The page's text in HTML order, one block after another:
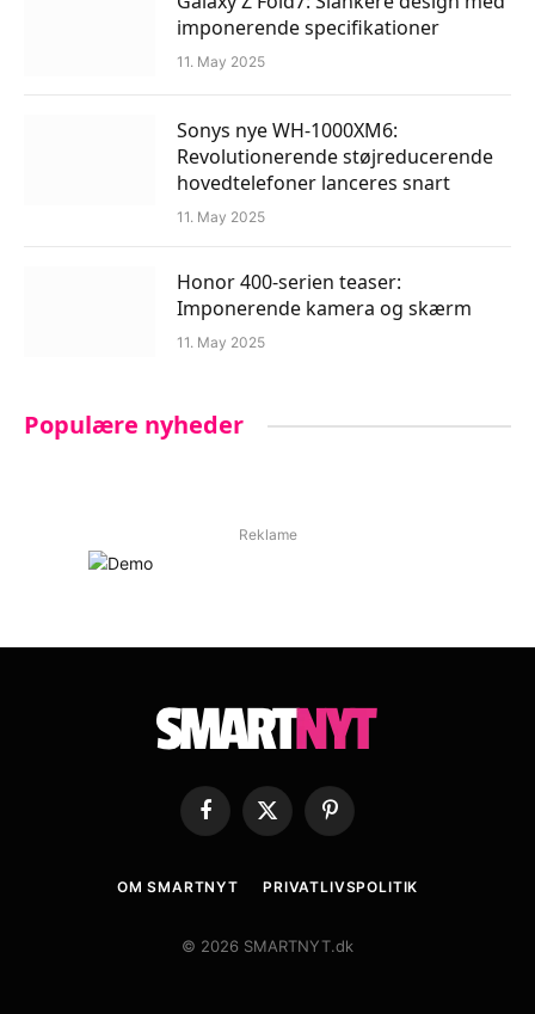
imponerende specifikationer
11. May 2025
Sonys nye WH-1000XM6:
Revolutionerende støjreducerende
hovedtelefoner lanceres snart
11. May 2025
Honor 400-serien teaser:
Imponerende kamera og skærm
11. May 2025
Populære nyheder
Reklame
Facebook
X
(Twitter)
Pinterest
OM SMARTNYT PRIVATLIVSPOLITIK
© 2026 SMARTNYT.dk